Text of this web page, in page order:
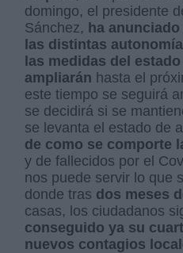
domingo, el presidente
Sánchez, ha
las distintas
las medidas del
ampliarán hasta el
este tiempo se seguirá
se decidirá si se
se levanta el estado de
de como se comporte
y de fallecidos por el
nos puede servir lo que
donde tras dos meses
casas, los ciudadanos
conseguido ya su
nuevos contagios